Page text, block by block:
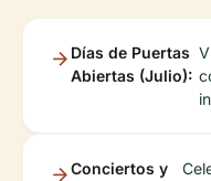
Días de Puertas
Abiertas (Julio):
Conciertos y